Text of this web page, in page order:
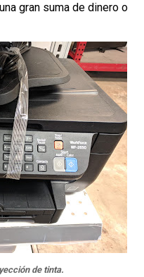
gran suma de dinero o
de tinta.